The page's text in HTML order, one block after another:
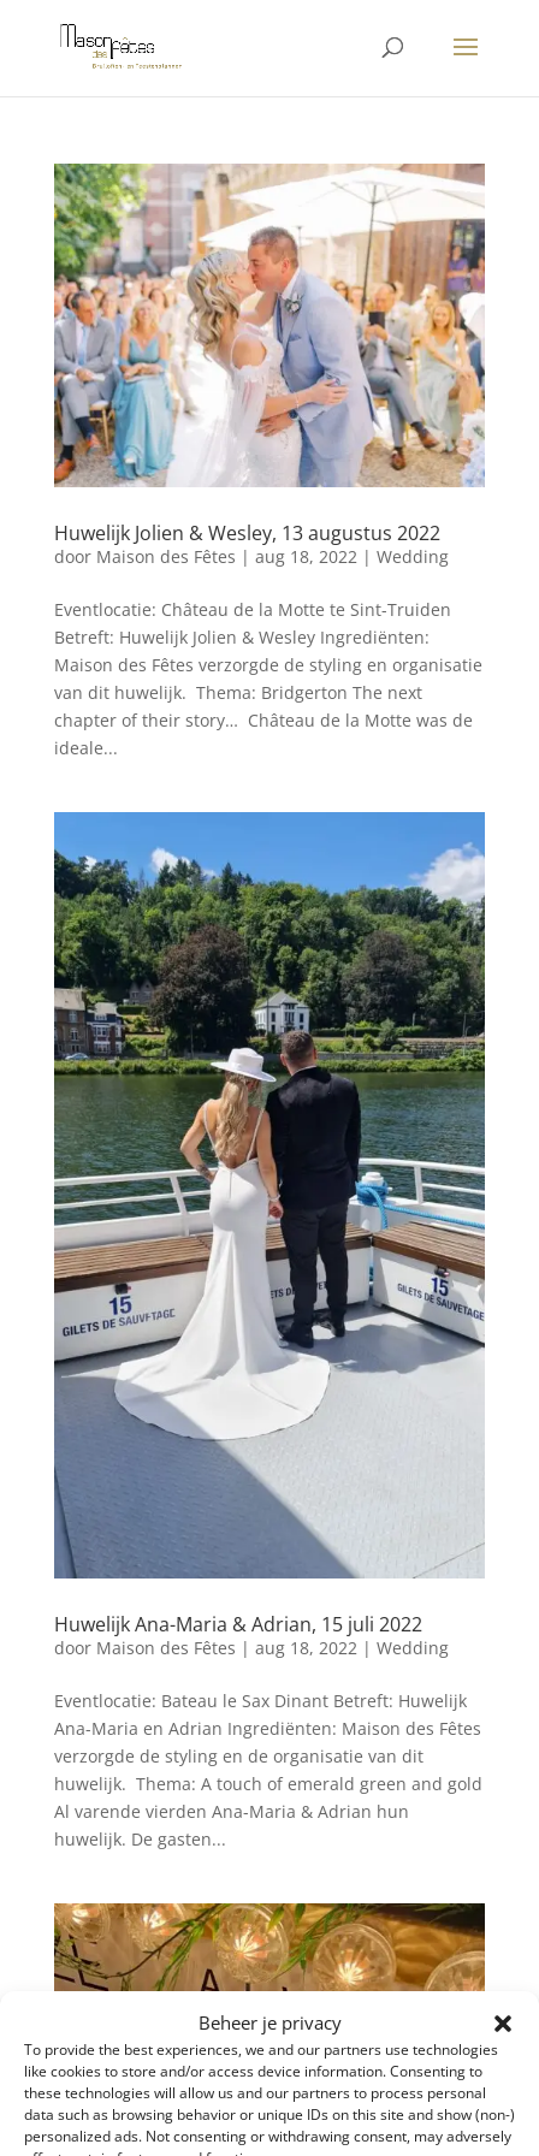
Beheer je privacy
To provide the best experiences, we and our partners use technologies
like cookies to store and/or access device information. Consenting to
these technologies will allow us and our partners to process personal
data such as browsing behavior or unique IDs on this site and show (non-)
personalized ads. Not consenting or withdrawing consent, may adversely
Huwelijk Jolien & Wesley, 13 augustus 2022
door Maison des Fêtes | aug 18, 2022 | Wedding
Eventlocatie: Château de la Motte te Sint-Truiden
Betreft: Huwelijk Jolien & Wesley Ingrediënten:
Maison des Fêtes verzorgde de styling en organisatie
van dit huwelijk. Thema: Bridgerton The next
chapter of their story… Château de la Motte was de
ideale...
Huwelijk Ana-Maria & Adrian, 15 juli 2022
door Maison des Fêtes | aug 18, 2022 | Wedding
Eventlocatie: Bateau le Sax Dinant Betreft: Huwelijk
Ana-Maria en Adrian Ingrediënten: Maison des Fêtes
verzorgde de styling en de organisatie van dit
huwelijk. Thema: A touch of emerald green and gold
Al varende vierden Ana-Maria & Adrian hun
huwelijk. De gasten...